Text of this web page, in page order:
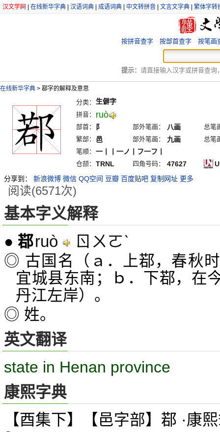
汉文学网 在线新华字典 汉语词典 成语词典 中文转拼音 文言文字典 繁体字转
按拼音查字 按部首查字 按笔画
提示： 请直接输入汉字或拼音查询
在线新华字典 > 鄀字的解释及意思
分类： 生僻字
拼音： ruò
部首： 阝 部外笔画： 八画
总笔
繁部：
邑 部外笔画： 九画
总笔
笔顺： 一丨丨一ノ丨フ一フ丨
仓颉： TRNL 四角号码： 47627
分享到：
新浪微博 微信 QQ空间 豆瓣 百度贴吧 复制网址 更多
阅读(6571次)
基本字义解释
● 鄀ruò ㄖㄨㄛˋ
◎ 古国名（ａ．上鄀，春秋
宜城县东南；ｂ．下鄀，在
丹江左岸）。
◎ 姓。
英文翻译
state in Henan province
康熙字典
【酉集下】【邑字部】鄀 ·康